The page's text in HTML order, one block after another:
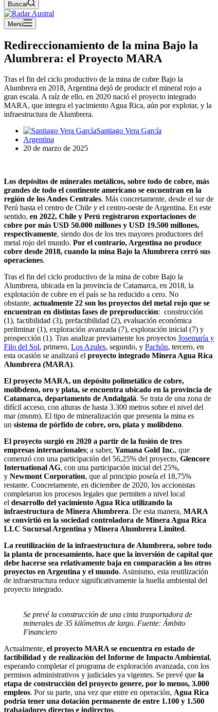
Buscar
Menú
Redireccionamiento de la mina Bajo la
Alumbrera: el Proyecto MARA
Tras el fin del ciclo productivo de la mina de cobre Bajo la
Alumbrera en 2018, Argentina dejó de producir el mineral rojo a
gran escala. A raíz de ello, en 2020 nació el proyecto integrado
MARA, que integra el yacimiento Agua Rica, aún por explotar, y la
infraestructura de Alumbrera.
Santiago Vera García
Argentina
20 de marzo de 2025
Los depósitos de minerales metálicos, sobre todo de cobre, más
grandes de todo el continente americano se encuentran en la
región de los Andes Centrales. Más concretamente, desde el sur de
Perú hasta el centro de Chile y el centro-oeste de Argentina. En este
sentido, en 2022, Chile y Perú registraron exportaciones de
cobre por más USD 50.000 millones y USD 19.500 millones,
respectivamente, siendo dos de los tres mayores productores del
metal rojo del mundo. Por el contrario, Argentina no produce
cobre desde 2018, cuando la mina Bajo la Alumbrera cerró sus
operaciones.
Tras el fin del ciclo productivo de la mina de cobre Bajo la
Alumbrera, ubicada en la provincia de Catamarca, en 2018, la
explotación de cobre en el país se ha reducido a cero. No
obstante, actualmente 22 son los proyectos del metal rojo que se
encuentran en distintas fases de preproducción: construcción
(1), factibilidad (3), prefactibilidad (2), evaluación económica
preliminar (1), exploración avanzada (7), exploración inicial (7) y
prospección (1). Tras analizar previamente los proyectos Josemaría y
Filo del Sol, primero, Los Azules, segundo, y Pachón, tercero, en
esta ocasión se analizará el proyecto integrado Minera Agua Rica
Alumbrera (MARA).
El proyecto MARA, un depósito polimetálico de cobre,
molibdeno, oro y plata, se encuentra ubicado en la provincia de
Catamarca, departamento de Andalgalá. Se trata de una zona de
difícil acceso, con alturas de hasta 3.300 metros sobre el nivel del
mar (msnm). El tipo de mineralización que presenta la mina es
un sistema de pórfido de cobre, oro, plata y molibdeno.
El proyecto surgió en 2020 a partir de la fusión de tres
empresas internacionales; a saber, Yamana Gold Inc., que
comenzó con una participación del 56,25% del proyecto, Glencore
International AG, con una participación inicial del 25%,
y Newmont Corporation, que al principio poseía el 18,75%
restante. Concretamente, en diciembre de 2020, los accionistas
completaron los procesos legales que permiten a nivel local
el desarrollo del yacimiento Agua Rica utilizando la
infraestructura de Minera Alumbrera. De esta manera, MARA
se convirtió en la sociedad controladora de Minera Agua Rica
LLC Sucursal Argentina y Minera Alumbrera Limited.
La reutilización de la infraestructura de Alumbrera, sobre todo
la planta de procesamiento, hace que la inversión de capital que
debe hacerse sea relativamente baja en comparación a los otros
proyectos en Argentina y el mundo. Asimismo, esta reutilización
de infraestructura reduce significativamente la huella ambiental del
proyecto integrado.
Se prevé la construcción de una cinta trasportadora de
minerales de 35 kilómetros de largo. Fuente: Ámbito
Financiero
Actualmente, el proyecto MARA se encuentra en estado de
factibilidad y de realización del Informe de Impacto Ambiental,
esperando completar el programa de exploración avanzada, con los
permisos administrativos y judiciales ya vigentes. Se prevé que la
etapa de construcción del proyecto genere, por lo menos, 3.000
empleos. Por su parte, una vez que entre en operación, Agua Rica
podría tener una dotación permanente de entre 1.100 y 1.500
trabajadores directos e indirectos.